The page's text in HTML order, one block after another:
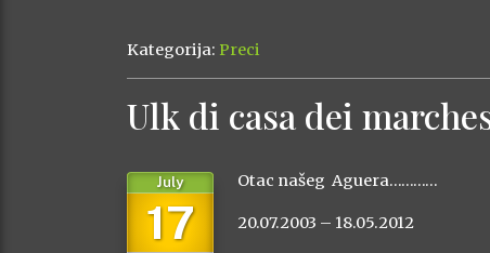
Kategorija: Preci
Ulk di casa dei
17
July Otac našeg Aguera…………
20.07.2003 – 18.05.2012